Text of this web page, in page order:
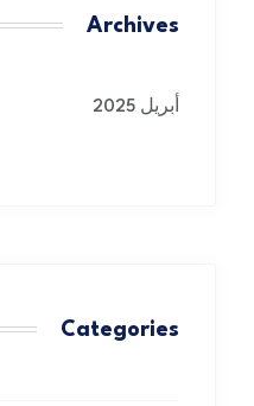
Archives
أبريل 2025
Categories